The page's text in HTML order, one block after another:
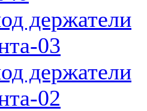
держатели
03
держатели
02